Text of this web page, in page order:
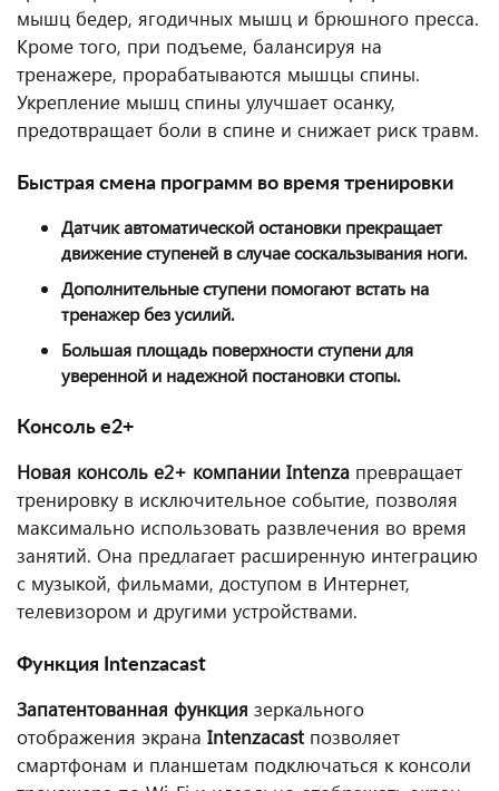
мышц бедер, ягодичных мышц и брюшного пресса.
Кроме того, при подъеме, балансируя на
тренажере, прорабатываются мышцы спины.
Укрепление мышц спины улучшает осанку,
предотвращает боли в спине и снижает риск травм.
Быстрая смена программ во время тренировки
Датчик автоматической остановки прекращает
движение ступеней в случае соскальзывания ноги.
Дополнительные ступени помогают встать на
тренажер без усилий.
Большая площадь поверхности ступени для
уверенной и надежной постановки стопы.
Консоль e2+
Новая консоль e2+ компании Intenza превращает
тренировку в исключительное событие, позволяя
максимально использовать развлечения во время
занятий. Она предлагает расширенную интеграцию
с музыкой, фильмами, доступом в Интернет,
телевизором и другими устройствами.
Функция Intenzacast
Запатентованная функция зеркального
отображения экрана Intenzacast позволяет
смартфонам и планшетам подключаться к консоли